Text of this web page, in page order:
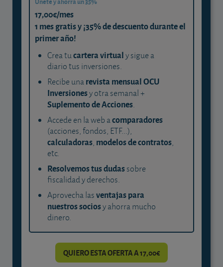
17,00€/mes
1 mes gratis y ¡35% de descuento durante el
primer año!
Crea tucartera virtualy sigue a
diario tus inversiones.
Recibe unarevista mensual OCU
Inversionesy otra semanal +
Suplemento de Acciones.
Accede en la web acomparadores
(acciones, fondos, ETF...),
calculadoras, modelos de contratos,
etc.
Resolvemos tus dudassobre
fiscalidad y derechos.
Aprovecha lasventajas para
nuestros sociosy ahorra mucho
dinero.
QUIERO ESTA OFERTA A 17,00€